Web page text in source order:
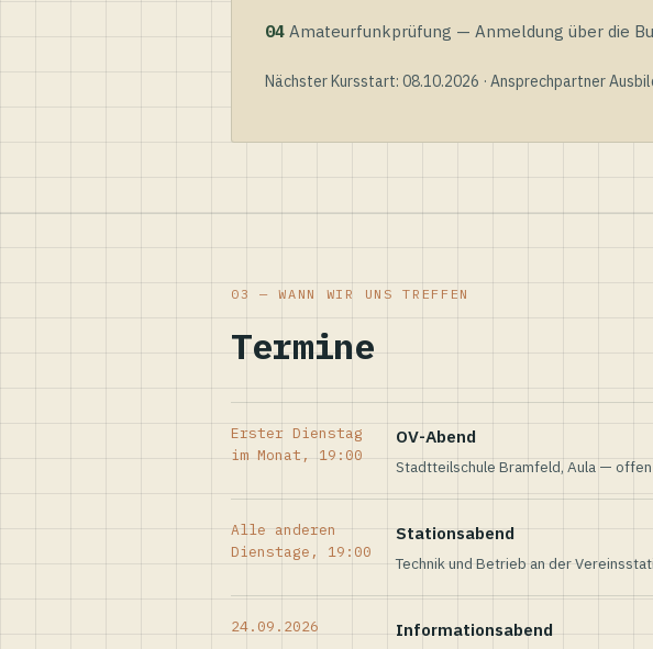
04 Amateurfunkprüfung — Anmeldung über die
Nächster Kursstart: 08.10.2026 · Ansprechpartner
03 — WANN WIR UNS TREFFEN
Termine
Erster Dienstag
im Monat, 19:00
OV-Abend
Stadtteilschule Bramfeld, Aula —
Alle anderen
Dienstage, 19:00
Stationsabend
Technik und Betrieb an der
24.09.2026 Informationsabend